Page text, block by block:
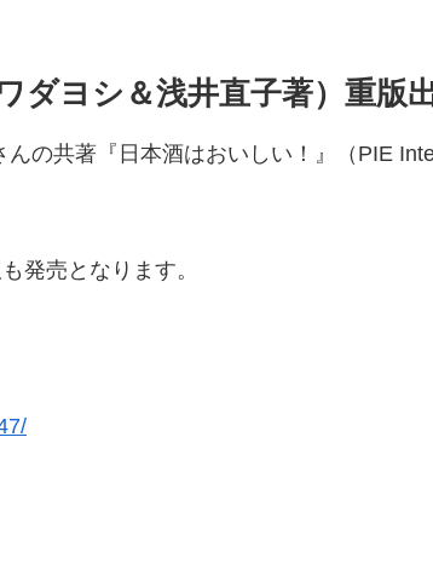
ダヨシ＆浅井直子著）重版
の共著『日本酒はおいしい！』（PIE
発売となります。